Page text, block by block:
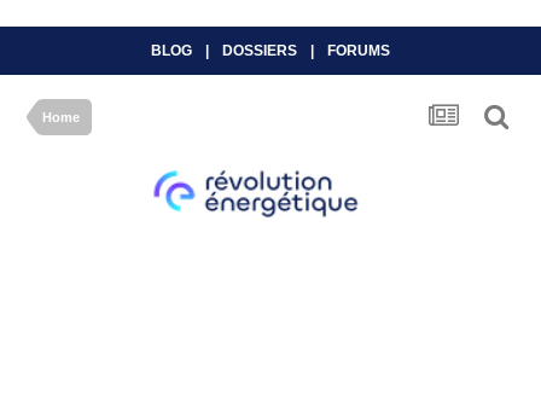
BLOG DOSSIERS FORUMS
Home